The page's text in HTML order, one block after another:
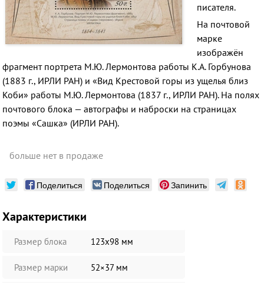
писателя.
На почтовой
марке
изображён
фрагмент портрета М.Ю. Лермонтова работы К.А. Горбунова
(1883 г., ИРЛИ РАН) и «Вид Крестовой горы из ущелья близ
Коби» работы М.Ю. Лермонтова (1837 г., ИРЛИ РАН). На полях
почтового блока — автографы и наброски на страницах
поэмы «Сашка» (ИРЛИ РАН).
больше нет в продаже
Поделиться Поделиться Запинить
Характеристики
Размер блока 123х98 мм
Размер марки 52×37 мм